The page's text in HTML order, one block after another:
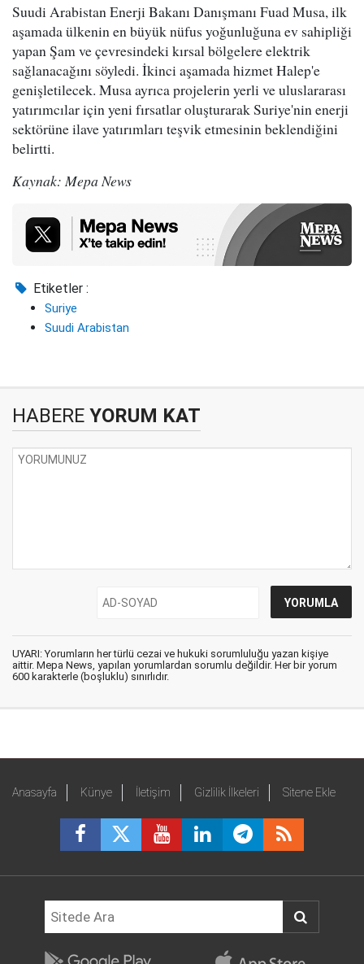
Suudi Arabistan Enerji Bakanı Danışmanı Fuad Musa, ilk
aşamada ülkenin en büyük nüfus yoğunluğuna ev sahipliği
yapan Şam ve çevresindeki kırsal bölgelere elektrik
sağlanacağını söyledi. İkinci aşamada hizmet Halep'e
genişletilecek. Musa ayrıca projelerin yerli ve uluslararası
yatırımcılar için yeni fırsatlar oluşturarak Suriye'nin enerji
sektörüne ilave yatırımları teşvik etmesinin beklendiğini
belirtti.
Kaynak: Mepa News
Etiketler :
Suriye
Suudi Arabistan
HABERE YORUM KAT
UYARI: Yorumların her türlü cezai ve hukuki sorumluluğu yazan kişiye
aittir. Mepa News, yapılan yorumlardan sorumlu değildir. Her bir yorum
600 karakterle (boşluklu) sınırlıdır.
Anasayfa Künye İletişim Gizlilik İlkeleri Sitene Ekle